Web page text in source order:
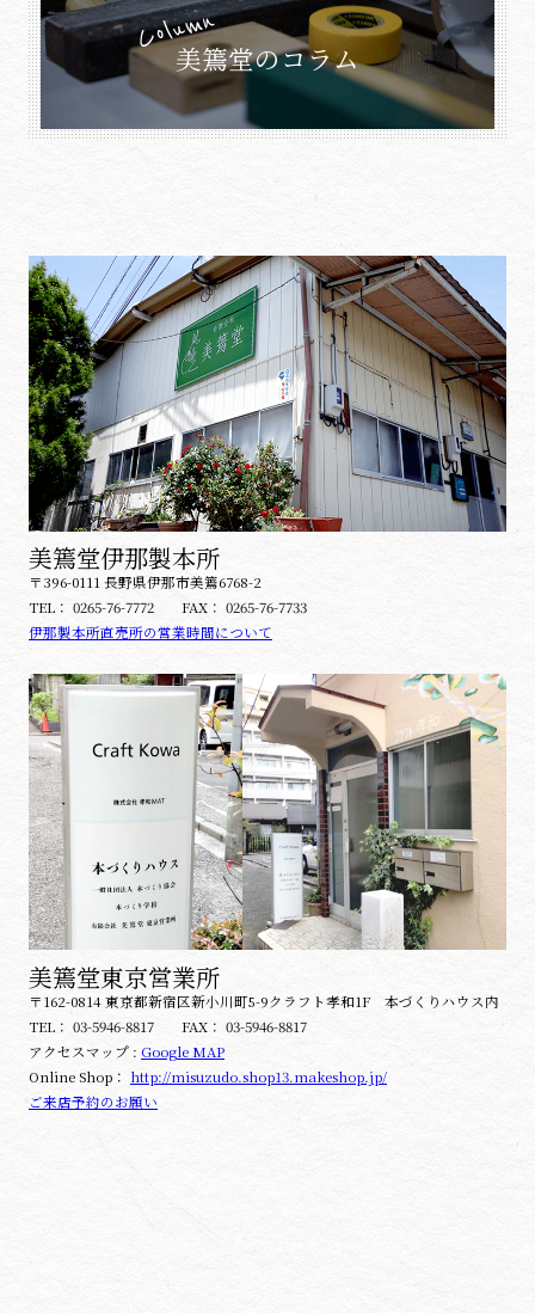
Column
美篶堂のコラム
美篶堂伊那製本所
〒396-0111 長野県伊那市美篶6768-2
TEL： 0265-76-7772 FAX： 0265-76-7733
伊那製本所直売所の営業時間について
美篶堂東京営業所
〒162-0814 東京都新宿区新小川町5-9クラフト孝和1F 本づくりハウス内
TEL： 03-5946-8817 FAX： 03-5946-8817
アクセスマップ : Google MAP
Online Shop： http://misuzudo.shop13.makeshop.jp/
ご来店予約のお願い